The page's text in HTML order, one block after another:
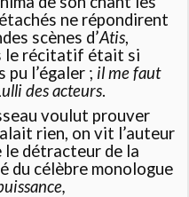
ne répondirent
scènes d’Atis,
le récitatif était si
pu l’égaler ; il me faut
des acteurs.
voulut prouver
rien, on vit l’auteur
détracteur de la
du célèbre monologue